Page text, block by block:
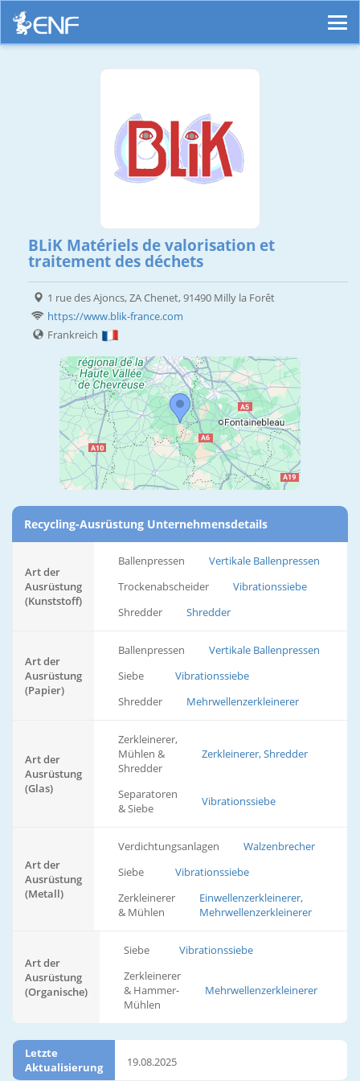
BLiK Matériels de valorisation et
traitement des déchets
1 rue des Ajoncs, ZA Chenet, 91490 Milly la Forêt
https://www.blik-france.com
Frankreich
Recycling-Ausrüstung Unternehmensdetails
Art der
Ausrüstung
(Kunststoff)
Ballenpressen
Vertikale Ballenpressen
Trockenabscheider
Vibrationssiebe
Shredder
Shredder
Art der
Ausrüstung
(Papier)
Ballenpressen
Vertikale Ballenpressen
Siebe
Vibrationssiebe
Shredder
Mehrwellenzerkleinerer
Art der
Ausrüstung
(Glas)
Zerkleinerer,
Mühlen &
Shredder
Zerkleinerer, Shredder
Separatoren
& Siebe
Vibrationssiebe
Art der
Ausrüstung
(Metall)
Verdichtungsanlagen
Walzenbrecher
Siebe
Vibrationssiebe
Zerkleinerer
& Mühlen
Einwellenzerkleinerer,
Mehrwellenzerkleinerer
Art der
Ausrüstung
(Organische)
Siebe
Vibrationssiebe
Zerkleinerer
& Hammer-
Mühlen
Mehrwellenzerkleinerer
Letzte
Aktualisierung
19.08.2025